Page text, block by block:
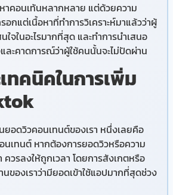
าคอนเท้นหลากหลาย แต่ด้วยความ
อกแต่เนื้อหาที่ทำการวิเคราะห์มาแล้วว่าผู้
จในอะไรมากที่สุด และทำการนำเสนอ
ละคาดการณ์ว่าผู้ใช้คนนั้นจะไม่ปัดผ่าน
ทคนิคในการเพิ่ม
อดวิวคอนเทนต์ของเรา หนึ่งเลยคือ
นเทนต์ หากต้องการยอดวิวหรือความ
ควรลงให้ถูกเวลา โดยการสังเกตหรือ
ของเราว่ามียอดเข้าใช้แอปมากที่สุดช่วง